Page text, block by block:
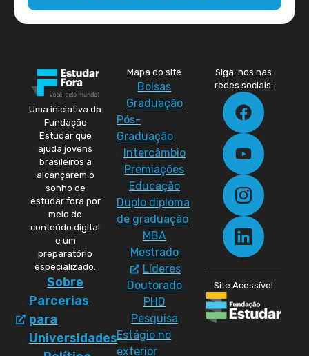
Uma iniciativa da
Fundação
Estudar que
ajuda jovens
brasileiros a
alcançarem o
sonho de
estudar fora por
meio de
conteúdo digital
e um
preparatório
especializado.
Sobre
Parcerias
para
Universidades
Mapa do site
Bolsas
Graduação
Pós-
Graduação
Intercâmbio
Premiações
Educação
Duplo diploma
de graduação
MBA
Mestrado
Líderes
Doutorado
PHD
Pesquisa
Estágio no
exterior
Siga-nos nas
redes sociais:
Site Acessível